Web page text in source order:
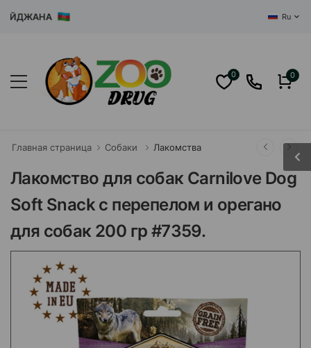
Ru
0 0
Главная страница Собаки Лакомства
Лакомство для собак Carnilove Dog
Soft Snack с перепелом и орегано
для собак 200 гр #7359.